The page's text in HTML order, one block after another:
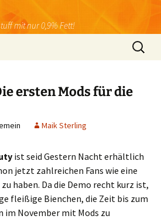
mit nur 0,9% Fett!
Suchen
nach:
ersten Mods für die
Maik Sterling
ist seid Gestern Nacht erhältlich
jetzt zahlreichen Fans wie eine
haben. Da die Demo recht kurz ist,
fleißige Bienchen, die Zeit bis zum
im November mit Mods zu